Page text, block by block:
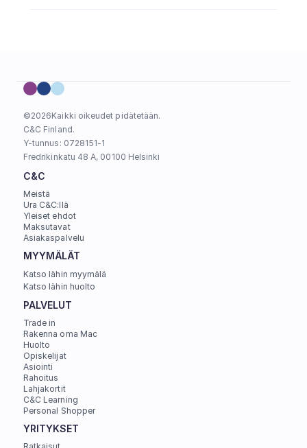
https://support.apple.com/fi-
fi/guide/icloud/mmfc0eeddd/icloud
https://support.apple.com/fi-
fi/102300
esitettävä kopio alkuperäisestä
hankintakuitista (kuluttajaviraston
ohjeistus)
Apple-laitteen hinta-arvion
antamiseksi tarvitaan aina laitteen
sarjanumero
hyvitettävät laitteet voivat olla
maksimissaan noin 5 vuoden ikäisiä
©2026Kaikki oikeudet pidätetään.
C&C Finland.
Y-tunnus: 0728151-1
Fredrikinkatu 48 A, 00100 Helsinki
C&C
Meistä
Ura C&C:llä
Yleiset ehdot
Maksutavat
Asiakaspalvelu
MYYMÄLÄT
Katso lähin myymälä
Katso lähin huolto
PALVELUT
Trade in
Rakenna oma Mac
Huolto
Opiskelijat
Asiointi
Rahoitus
Lahjakortit
C&C Learning
Personal Shopper
YRITYKSET